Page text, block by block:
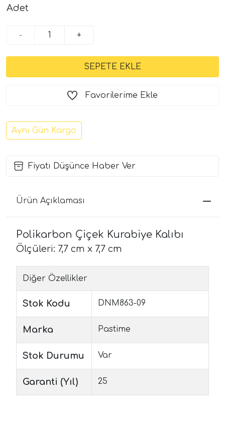
Adet
- +
Favorilerime Ekle
Aynı Gün Kargo
Fiyatı Düşünce Haber Ver
Ürün Açıklaması
Polikarbon Çiçek Kurabiye Kalıbı
Ölçüleri: 7,7 cm x 7,7 cm
Diğer Özellikler
Stok Kodu DNM863-09
Marka Pastime
Stok Durumu Var
Garanti (Yıl) 25